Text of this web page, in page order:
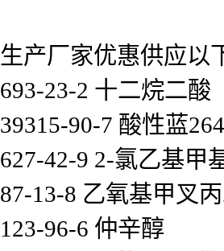
生产厂家优惠供应以
693-23-2 十二烷二酸
39315-90-7 酸性蓝264
627-42-9 2-氯乙基甲
87-13-8 乙氧基甲叉
123-96-6 仲辛醇